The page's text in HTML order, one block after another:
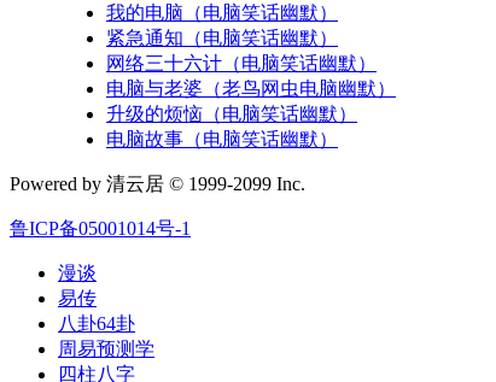
我的电脑（电脑笑话幽默）
紧急通知（电脑笑话幽默）
网络三十六计（电脑笑话幽默）
电脑与老婆（老鸟网虫电脑幽默）
升级的烦恼（电脑笑话幽默）
电脑故事（电脑笑话幽默）
Powered by 清云居 © 1999-2099 Inc.
鲁ICP备05001014号-1
漫谈
易传
八卦64卦
周易预测学
四柱八字